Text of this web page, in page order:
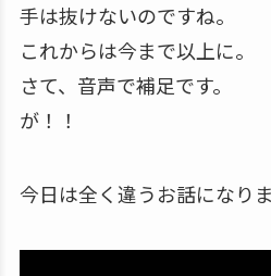
手は抜けないのですね。
これからは今まで以上に。
さて、音声で補足です。
が！！
今日は全く違うお話になり